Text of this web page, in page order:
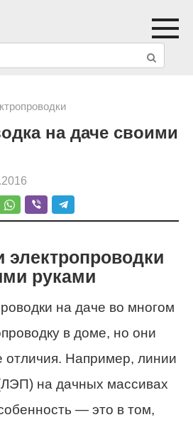
и
с на даче своими
электропроводки
руками
на даче во многом
в доме, но они
отличия. Например, линии
на дачных массивах
— это в том,